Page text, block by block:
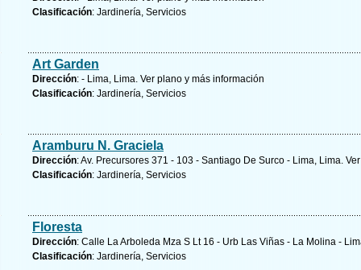
Clasificación: Jardinería, Servicios
Art Garden
Dirección: - Lima, Lima. Ver plano y más información
Clasificación: Jardinería, Servicios
Aramburu N. Graciela
Dirección: Av. Precursores 371 - 103 - Santiago De Surco - Lima, Lima.
Clasificación: Jardinería, Servicios
Floresta
Dirección: Calle La Arboleda Mza S Lt 16 - Urb Las Viñas - La Molina -
Clasificación: Jardinería, Servicios